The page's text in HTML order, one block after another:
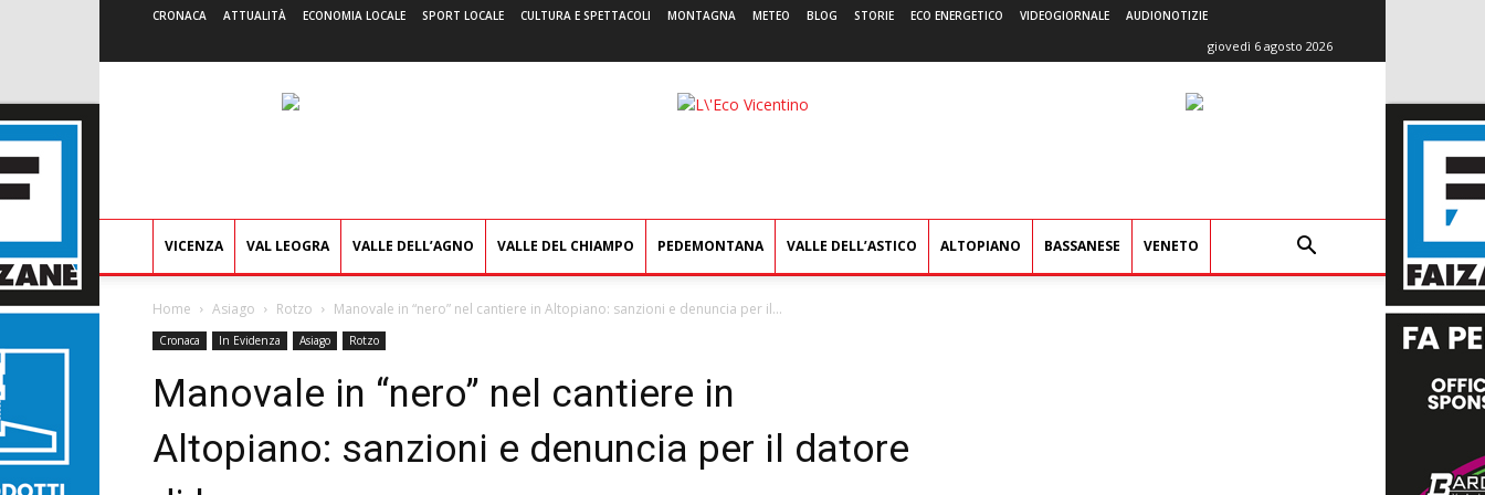
CRONACA ATTUALITÀ ECONOMIA LOCALE SPORT LOCALE CULTURA E SPETTACOLI MONTAGNA METEO BLOG STORIE ECO ENERGETICO VIDEOGIORNALE AUDIONOTIZIE
giovedì 6 agosto 2026
L'Eco
VICENZA VAL LEOGRA VALLE DELL’AGNO VALLE DEL CHIAMPO PEDEMONTANA VALLE DELL’ASTICO ALTOPIANO BASSANESE VENETO
Home Asiago Rotzo Manovale in “nero” nel cantiere in Altopiano: sanzioni e denuncia per il...
Cronaca In Evidenza Asiago Rotzo
Manovale in “nero” nel cantiere in
Altopiano: sanzioni e denuncia per il datore